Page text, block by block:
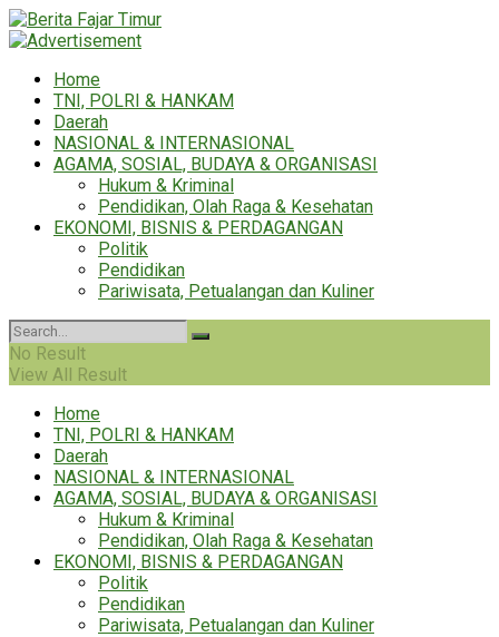
Home
TNI, POLRI & HANKAM
Daerah
NASIONAL & INTERNASIONAL
AGAMA, SOSIAL, BUDAYA & ORGANISASI
Hukum & Kriminal
Pendidikan, Olah Raga & Kesehatan
EKONOMI, BISNIS & PERDAGANGAN
Politik
Pendidikan
Pariwisata, Petualangan dan Kuliner
No Result
View All Result
Home
TNI, POLRI & HANKAM
Daerah
NASIONAL & INTERNASIONAL
AGAMA, SOSIAL, BUDAYA & ORGANISASI
Hukum & Kriminal
Pendidikan, Olah Raga & Kesehatan
EKONOMI, BISNIS & PERDAGANGAN
Politik
Pendidikan
Pariwisata, Petualangan dan Kuliner